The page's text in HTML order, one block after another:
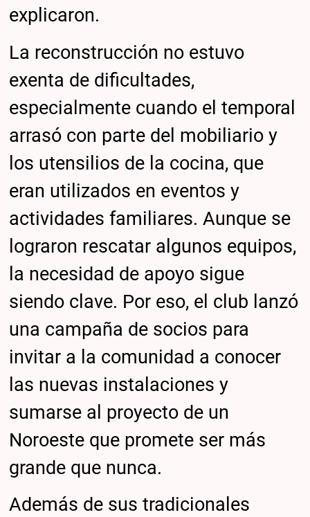
explicaron.
La reconstrucción no estuvo
exenta de dificultades,
especialmente cuando el temporal
arrasó con parte del mobiliario y
los utensilios de la cocina, que
eran utilizados en eventos y
actividades familiares. Aunque se
lograron rescatar algunos equipos,
la necesidad de apoyo sigue
siendo clave. Por eso, el club lanzó
una campaña de socios para
invitar a la comunidad a conocer
las nuevas instalaciones y
sumarse al proyecto de un
Noroeste que promete ser más
grande que nunca.
Además de sus tradicionales